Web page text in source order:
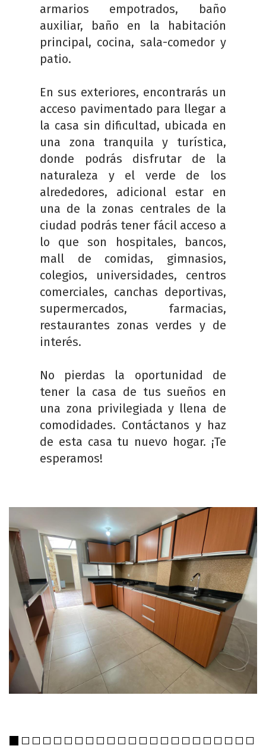
armarios empotrados, baño
auxiliar, baño en la habitación
principal, cocina, sala-comedor y
patio.
En sus exteriores, encontrarás un
acceso pavimentado para llegar a
la casa sin dificultad, ubicada en
una zona tranquila y turística,
donde podrás disfrutar de la
naturaleza y el verde de los
alrededores, adicional estar en
una de la zonas centrales de la
ciudad podrás tener fácil acceso a
lo que son hospitales, bancos,
mall de comidas, gimnasios,
colegios, universidades, centros
comerciales, canchas deportivas,
supermercados, farmacias,
restaurantes zonas verdes y de
interés.
No pierdas la oportunidad de
tener la casa de tus sueños en
una zona privilegiada y llena de
comodidades. Contáctanos y haz
de esta casa tu nuevo hogar. ¡Te
esperamos!